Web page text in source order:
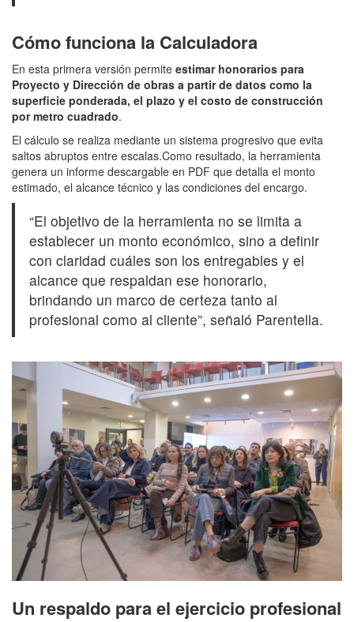
Cómo funciona la Calculadora
En esta primera versión permite estimar honorarios para
Proyecto y Dirección de obras a partir de datos como la
superficie ponderada, el plazo y el costo de construcción
por metro cuadrado.
El cálculo se realiza mediante un sistema progresivo que evita
saltos abruptos entre escalas.Como resultado, la herramienta
genera un informe descargable en PDF que detalla el monto
estimado, el alcance técnico y las condiciones del encargo.
“El objetivo de la herramienta no se limita a
establecer un monto económico, sino a definir
con claridad cuáles son los entregables y el
alcance que respaldan ese honorario,
brindando un marco de certeza tanto al
profesional como al cliente”, señaló Parentella.
Un respaldo para el ejercicio profesional